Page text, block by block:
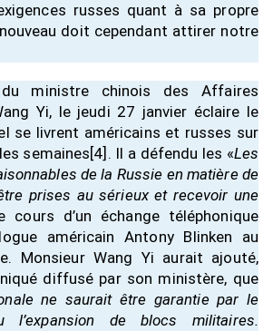
russes quant à sa propre
doit cependant attirer notre
ministre chinois des Affaires
Yi, le jeudi 27 janvier éclaire le
se livrent américains et russes sur
semaines[4] . Il a défendu les «Les
de la Russie en matière de
prises au sérieux et recevoir une
cours d’un échange téléphonique
américain Antony Blinken au
Monsieur Wang Yi aurait ajouté,
diffusé par son ministère, que
ne saurait être garantie par le
l’expansion de blocs militaires.